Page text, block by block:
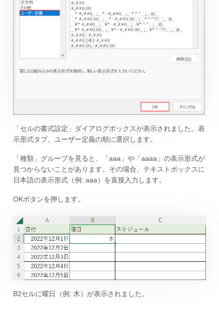
「セルの書式設定」ダイアログボックスが表示されました。表
示形式タブ、ユーザー定義の順に選択します。
「種類」グループを見ると、「aaa」や「aaaa」の表示形式が
見つからないことがあります。その場合、テキストボックスに
日本語の表示形式（例: aaa）を直接入力します。
OKボタンを押します。
B2セルに曜日（例: 木）が表示されました。